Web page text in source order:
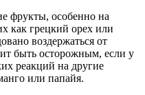
фрукты, особенно на
как грецкий орех или
воздержаться от
быть осторожным, если у
реакций на другие
или папайя.